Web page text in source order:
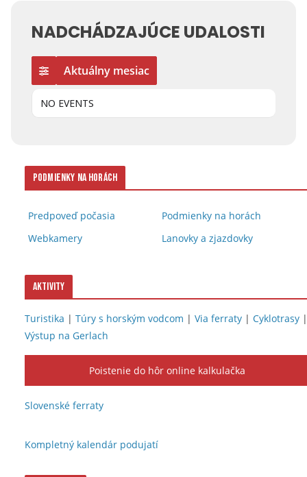
NADCHÁDZAJÚCE UDALOSTI
Aktuálny mesiac
NO EVENTS
Podmienky na horách
Predpoveď počasia
Webkamery
Podmienky na horách
Lanovky a zjazdovky
Aktivity
Turistika | Túry s horským vodcom | Via ferraty | Cyklotrasy |
Výstup na Gerlach
Poistenie do hôr online kalkulačka
Slovenské ferraty
Kompletný kalendár podujatí